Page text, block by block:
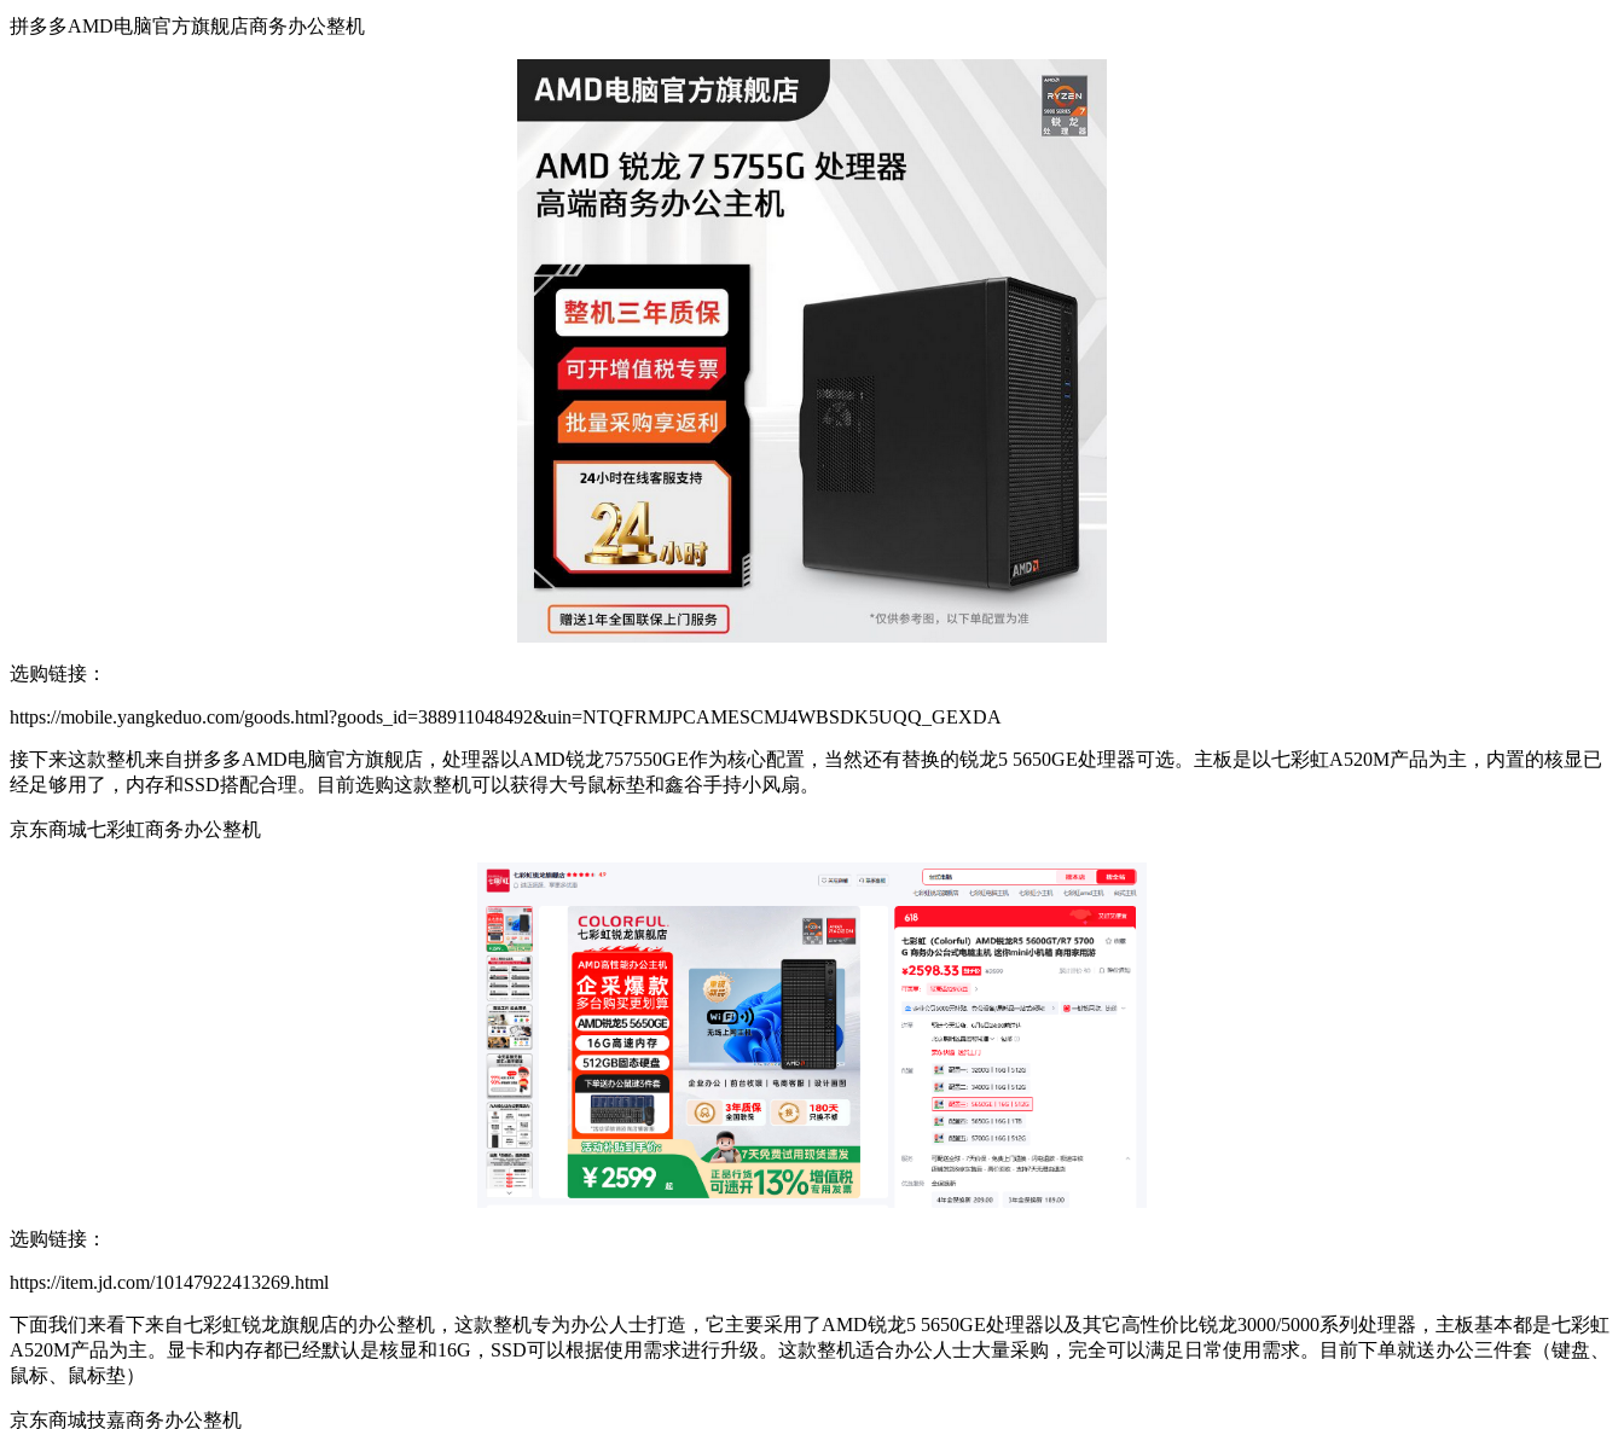
拼多多AMD电脑官方旗舰店商务办公整机
选购链接：
https://mobile.yangkeduo.com/goods.html?goods_id=388911048492&uin=NTQFRMJPCAMESCMJ4WBSDK5UQQ_GEXDA
接下来这款整机来自拼多多AMD电脑官方旗舰店，处理器以AMD锐龙757550GE作为核心配置，当然还有替换的锐龙5 5650GE处理器可选。主板是以七彩虹A520M产品为主，内置的核显已
经足够用了，内存和SSD搭配合理。目前选购这款整机可以获得大号鼠标垫和鑫谷手持小风扇。
京东商城七彩虹商务办公整机
选购链接：
https://item.jd.com/10147922413269.html
下面我们来看下来自七彩虹锐龙旗舰店的办公整机，这款整机专为办公人士打造，它主要采用了AMD锐龙5 5650GE处理器以及其它高性价比锐龙3000/5000系列处理器，主板基本都是七彩虹
A520M产品为主。显卡和内存都已经默认是核显和16G，SSD可以根据使用需求进行升级。这款整机适合办公人士大量采购，完全可以满足日常使用需求。目前下单就送办公三件套（键盘、
鼠标、鼠标垫）
京东商城技嘉商务办公整机